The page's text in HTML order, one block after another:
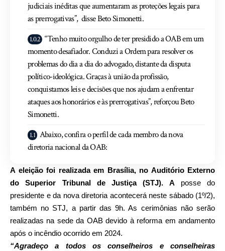
judiciais inéditas que aumentaram as proteções legais para
as prerrogativas”, disse Beto Simonetti.
“Tenho muito orgulho de ter presidido a OAB em um
momento desafiador. Conduzi a Ordem para resolver os
problemas do dia a dia do advogado, distante da disputa
político-ideológica. Graças à união da profissão,
conquistamos leis e decisões que nos ajudam a enfrentar
ataques aos honorários e às prerrogativas”, reforçou Beto
Simonetti.
Abaixo, confira o perfil de cada membro da nova
diretoria nacional da OAB:
A eleição foi realizada em Brasília, no Auditório Externo
do Superior Tribunal de Justiça (STJ). Aposse do
presidente e da nova diretoria acontecerá neste sábado (1º/2),
também no STJ, a partir das 9h. As cerimônias não serão
realizadas na sede da OAB devido à reforma em andamento
após o incêndio ocorrido em 2024.
“Agradeço a todos os conselheiros e conselheiras